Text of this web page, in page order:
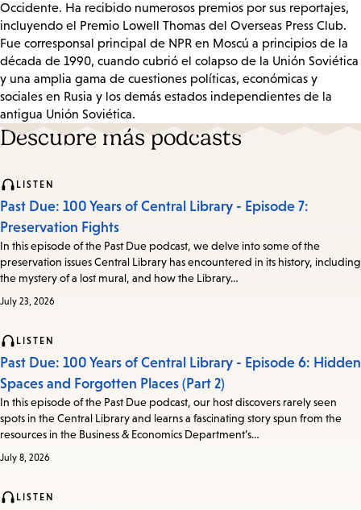
Occidente. Ha recibido numerosos premios por sus reportajes,
incluyendo el Premio Lowell Thomas del Overseas Press Club.
Fue corresponsal principal de NPR en Moscú a principios de la
década de 1990, cuando cubrió el colapso de la Unión Soviética
y una amplia gama de cuestiones políticas, económicas y
sociales en Rusia y los demás estados independientes de la
antigua Unión Soviética.
Descubre más podcasts
LISTEN
Past Due: 100 Years of Central Library - Episode 7:
Preservation Fights
In this episode of the Past Due podcast, we delve into some of the
preservation issues Central Library has encountered in its history, including
the mystery of a lost mural, and how the Library…
July 23, 2026
LISTEN
Past Due: 100 Years of Central Library - Episode 6: Hidden
Spaces and Forgotten Places (Part 2)
In this episode of the Past Due podcast, our host discovers rarely seen
spots in the Central Library and learns a fascinating story spun from the
resources in the Business & Economics Department’s…
July 8, 2026
LISTEN